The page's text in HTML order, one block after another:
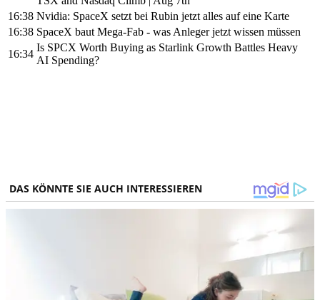
16:38 Nvidia: SpaceX setzt bei Rubin jetzt alles auf eine Karte
16:38 SpaceX baut Mega-Fab - was Anleger jetzt wissen müssen
16:34
Is SPCX Worth Buying as Starlink Growth Battles Heavy
AI Spending?